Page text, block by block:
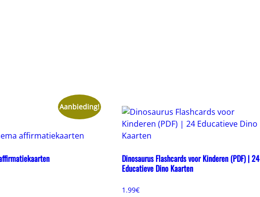
Aanbieding!
Dinosaurus Flashcards voor Kinderen (PDF) | 24
Educatieve Dino Kaarten
1.99€